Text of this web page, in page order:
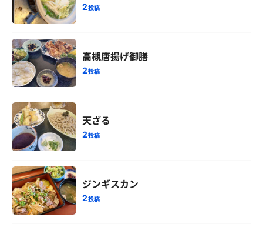
2投稿
高槻唐揚げ御膳
2投稿
天ざる
2投稿
ジンギスカン
2投稿